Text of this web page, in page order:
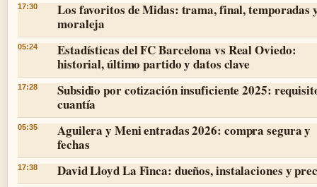
17:30
Los favoritos de Midas: trama, final, temporadas
moraleja
05:24
Estadísticas del FC Barcelona vs Real Oviedo:
historial, último partido y datos clave
17:28
Subsidio por cotización insuficiente 2025:
cuantía
05:35
Aguilera y Meni entradas 2026: compra segura y
fechas
17:38 David Lloyd La Finca: dueños, instalaciones y